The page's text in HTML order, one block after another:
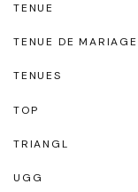
TENUE
TENUE DE MARIAGE
TENUES
TOP
TRIANGL
UGG